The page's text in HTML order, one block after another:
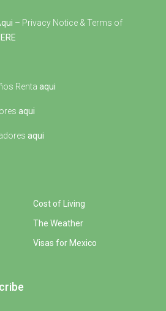
– Privacy Notice & Terms of
Renta aqui
aqui
aqui
Cost of Living
The Weather
Visas for Mexico